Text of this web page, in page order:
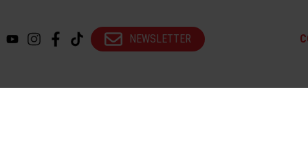
NEWSLETTER